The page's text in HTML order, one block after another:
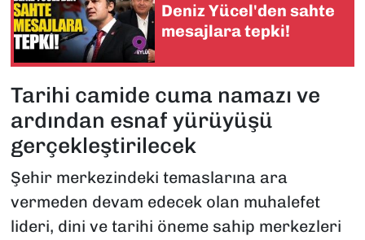
Deniz Yücel'den sahte
mesajlara tepki!
Tarihi camide cuma namazı ve
ardından esnaf yürüyüşü
gerçekleştirilecek
Şehir merkezindeki temaslarına ara
vermeden devam edecek olan muhalefet
lideri, dini ve tarihi öneme sahip merkezleri